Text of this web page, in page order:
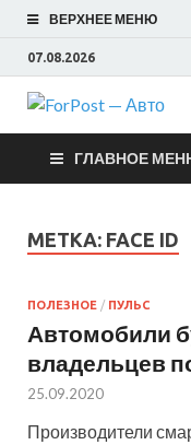
ВЕРХНЕЕ МЕНЮ
07.08.2026
ГЛАВНОЕ
МЕТКА: FACE ID
ПОЛЕЗНОЕ / ПУЛЬС
Автомобили
владельцев
25.09.2020
Производители